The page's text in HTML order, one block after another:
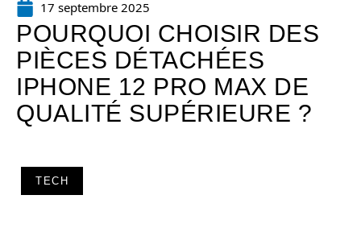
17 septembre 2025
POURQUOI CHOISIR DES
PIÈCES DÉTACHÉES
IPHONE 12 PRO MAX DE
QUALITÉ SUPÉRIEURE ?
TECH